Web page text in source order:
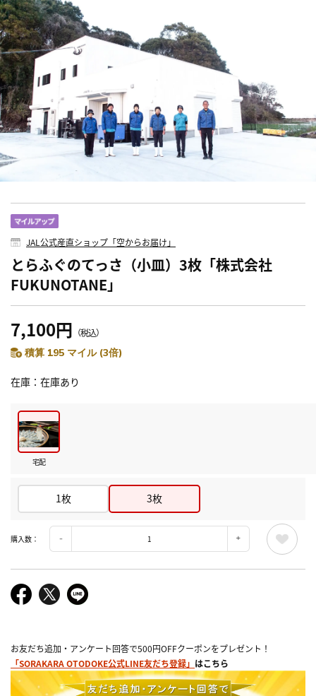
JAL公式産直ショップ「空からお届け」
とらふぐのてっさ（小皿）3枚「株式会社
FUKUNOTANE」
7,100円 （税込）
積算 195 マイル (3倍)
在庫 在庫あり
宅配
1枚 3枚
購入数：
お友だち追加・アンケート回答で500円OFFクーポンをプレゼント！
「SORAKARA OTODOKE公式LINE友だち登録」 はこちら